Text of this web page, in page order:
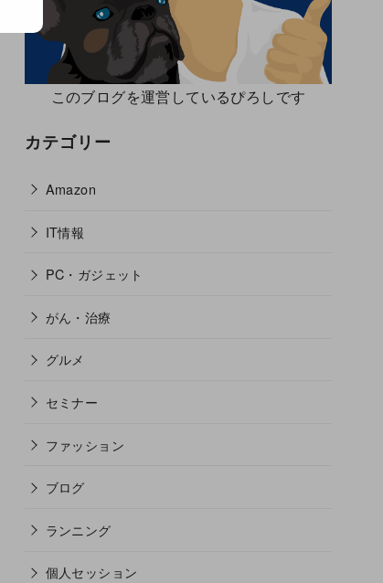
このブログを運営しているぴろしです
カテゴリー
Amazon
IT情報
PC・ガジェット
がん・治療
グルメ
セミナー
ファッション
ブログ
ランニング
個人セッション